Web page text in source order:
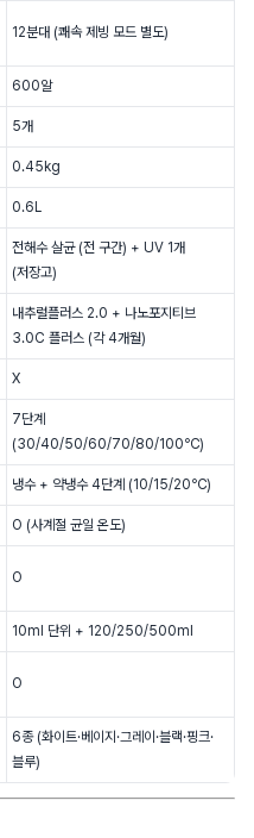
12분대 (쾌속 제빙 모드 별도)
600알
5개
0.45kg
0.6L
전해수 살균 (전 구간) + UV 1개
(저장고)
내추럴플러스 2.0 + 나노포지티브
3.0C 플러스 (각 4개월)
X
7단계
(30/40/50/60/70/80/100℃)
냉수 + 약냉수 4단계 (10/15/20℃)
O (사계절 균일 온도)
O
10ml 단위 + 120/250/500ml
O
6종 (화이트·베이지·그레이·블랙·핑크·
블루)